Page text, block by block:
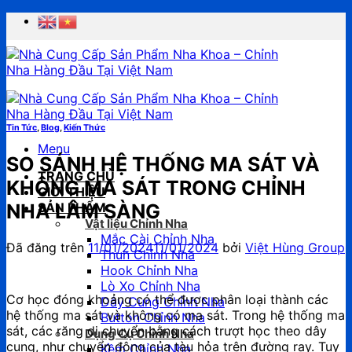
Chuyển
nội
dung
Menu
TRANG CHỦ
GIỚI THIỆU
SẢN PHẨM
Vật liệu Chỉnh Nha
Mắc Cài Chỉnh Nha
Thun Chỉnh Nha
Hook Chỉnh Nha
Lò Xo Chỉnh Nha
Dây Cung Chỉnh Nha
Button Chỉnh Nha
Dụng Cụ Chỉnh Nha
Kềm Chỉnh Nha
Tin Tức,Blog,Kiến Thức
SO SÁNH HỆ THỐNG MA SÁT VÀ
KHÔNG MA SÁT TRONG CHỈNH
NHA LÂM SÀNG
Đã đăng trên11/01/202411/01/2024 bởi Việt Hùng Group
Cơ học đóng khoảng có thể được phân loại thành các
hệ thống ma sát và không có ma sát. Trong hệ thống ma
sát, các răng di chuyển bằng cách trượt học theo dây
cung, như chuyển động của tàu hỏa trên đường ray. Tuy